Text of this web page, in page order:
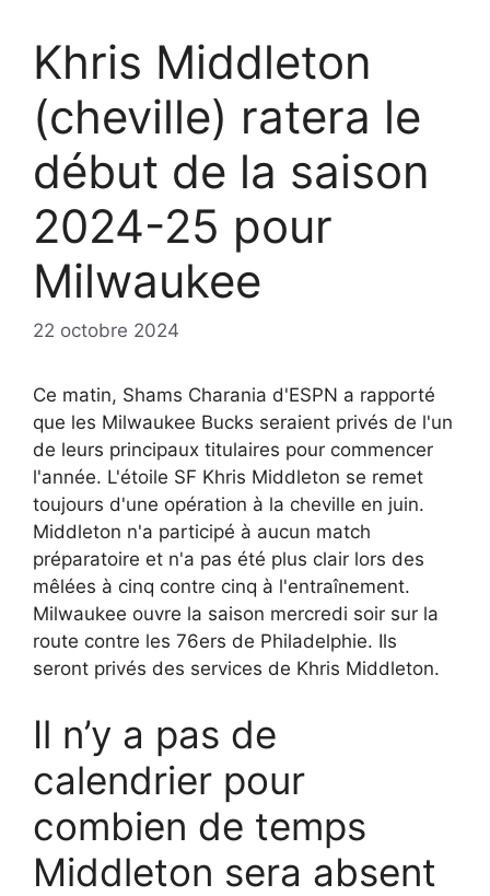
Khris Middleton
(cheville) ratera le
début de la saison
2024-25 pour
Milwaukee
22 octobre 2024
Ce matin, Shams Charania d'ESPN a rapporté
que les Milwaukee Bucks seraient privés de l'un
de leurs principaux titulaires pour commencer
l'année. L'étoile SF Khris Middleton se remet
toujours d'une opération à la cheville en juin.
Middleton n'a participé à aucun match
préparatoire et n'a pas été plus clair lors des
mêlées à cinq contre cinq à l'entraînement.
Milwaukee ouvre la saison mercredi soir sur la
route contre les 76ers de Philadelphie. Ils
seront privés des services de Khris Middleton.
Il n’y a pas de
calendrier pour
combien de temps
Middleton sera absent